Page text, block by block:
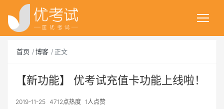
首页 博客 正文
【新功能】 优考试充值卡功能上线啦！
2019-11-25 4712点热度 1人点赞